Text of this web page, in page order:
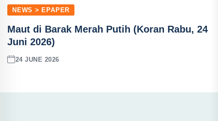
NEWS > EPAPER
Maut di Barak Merah Putih (Koran Rabu, 24
Juni 2026)
24 JUNE 2026